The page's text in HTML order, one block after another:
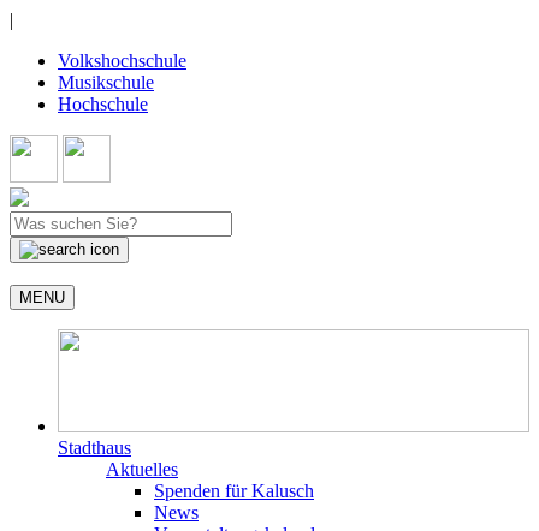
|
Volkshochschule
Musikschule
Hochschule
MENU
Stadthaus
Aktuelles
Spenden für Kalusch
News